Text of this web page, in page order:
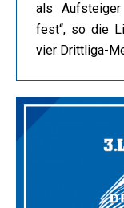
als
fest“, so die
vier Drittliga-